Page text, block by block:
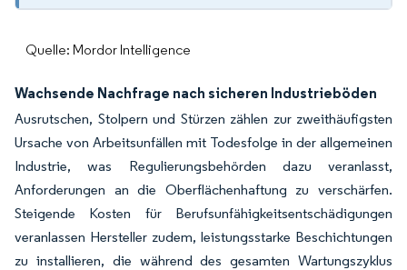
Quelle: Mordor Intelligence
Wachsende Nachfrage nach sicheren Industrieböden
Ausrutschen, Stolpern und Stürzen zählen zur zweithäufigsten
Ursache von Arbeitsunfällen mit Todesfolge in der allgemeinen
Industrie, was Regulierungsbehörden dazu veranlasst,
Anforderungen an die Oberflächenhaftung zu verschärfen.
Steigende Kosten für Berufsunfähigkeitsentschädigungen
veranlassen Hersteller zudem, leistungsstarke Beschichtungen
zu installieren, die während des gesamten Wartungszyklus